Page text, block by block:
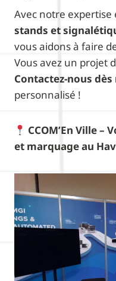
Avec notre expertise
stands et
vous aidons à faire
Vous avez un projet
Contactez-nous
personnalisé !
CCOM’En Ville
et marquage au